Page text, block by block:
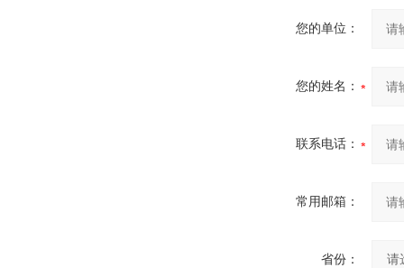
您的单位：
您的姓名：
联系电话：
常用邮箱：
省份：